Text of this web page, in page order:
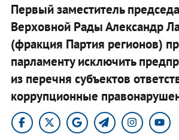
Первый заместитель
Верховной Рады Александр
(фракция Партия регионов)
парламенту исключить
из перечня субъектов
коррупционные